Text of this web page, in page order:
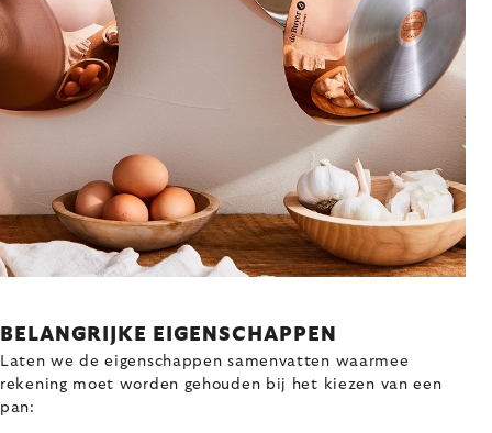
BELANGRIJKE EIGENSCHAPPEN
Laten we de eigenschappen samenvatten waarmee
rekening moet worden gehouden bij het kiezen van een
pan: